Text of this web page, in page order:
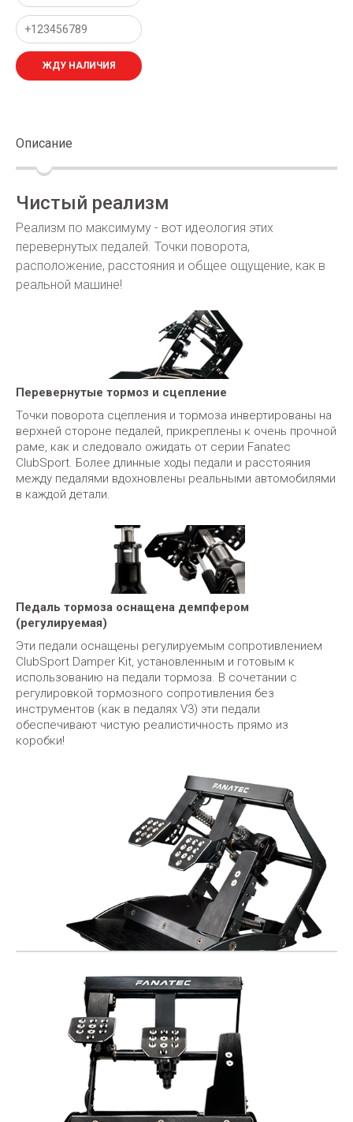
Описание
Чистый реализм
Реализм по максимуму - вот идеология этих
перевернутых педалей. Точки поворота,
расположение, расстояния и общее ощущение, как в
реальной машине!
Перевернутые тормоз и сцепление
Точки поворота сцепления и тормоза инвертированы на
верхней стороне педалей, прикреплены к очень прочной
раме, как и следовало ожидать от серии Fanatec
ClubSport. Более длинные ходы педали и расстояния
между педалями вдохновлены реальными автомобилями
в каждой детали.
Педаль тормоза оснащена демпфером
(регулируемая)
Эти педали оснащены регулируемым сопротивлением
ClubSport Damper Kit, установленным и готовым к
использованию на педали тормоза. В сочетании с
регулировкой тормозного сопротивления без
инструментов (как в педалях V3) эти педали
обеспечивают чистую реалистичность прямо из
коробки!